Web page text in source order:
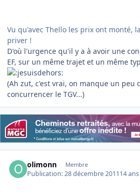
Vu qu'avec Thello les prix ont monté,
priver !
D'où l'urgence qu'il y a à avoir une
EF, sur un même trajet et un même
(Ah zut, c'est vrai, on manque un peu
concurrencer le TGV...)
olimonn Membre
Publication:28 décembre 201114 ans